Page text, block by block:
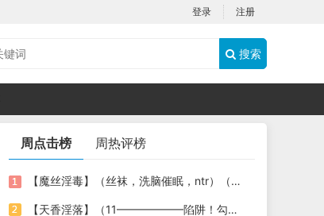
登录 注册
搜索
周点击榜 周热评榜
【魔丝淫毒】（丝袜，洗脑催眠，ntr）（24）（我不想）
【天香淫落】（11——————陷阱！勾结的警局调教（下））